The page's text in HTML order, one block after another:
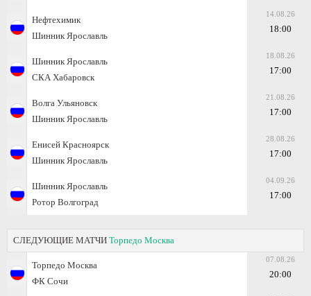
Нефтехимик
Шинник Ярославль
14.08.26
18:00
Шинник Ярославль
СКА Хабаровск
18.08.26
17:00
Волга Ульяновск
Шинник Ярославль
21.08.26
17:00
Енисей Красноярск
Шинник Ярославль
28.08.26
17:00
Шинник Ярославль
Ротор Волгоград
04.09.26
17:00
СЛЕДУЮЩИЕ МАТЧИ Торпедо Москва
Торпедо Москва
ФК Сочи
07.08.26
20:00